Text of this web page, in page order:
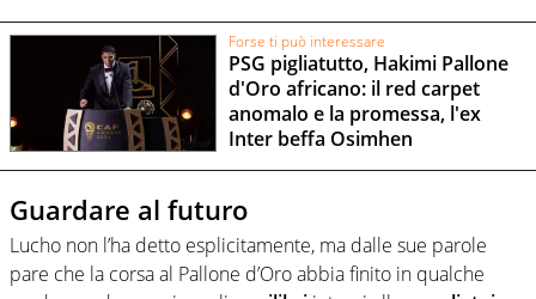
Forse ti può interessare
PSG pigliatutto, Hakimi Pallone
d'Oro africano: il red carpet
anomalo e la promessa, l'ex
Inter beffa Osimhen
Guardare al futuro
Lucho non l’ha detto esplicitamente, ma dalle sue parole
pare che la corsa al Pallone d’Oro abbia finito in qualche